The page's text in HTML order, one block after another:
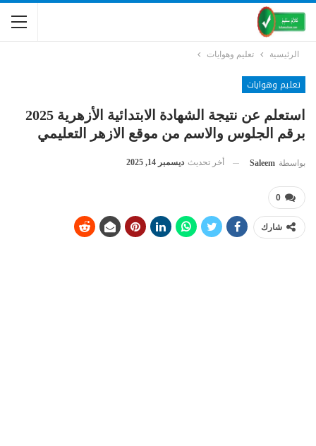
الرئيسية تعليم وهوايات
تعليم وهوايات
استعلم عن نتيجة الشهادة الابتدائية الأزهرية 2025
برقم الجلوس والاسم من موقع الازهر التعليمي
بواسطة Saleem أخر تحديث ديسمبر 14, 2025
0
شارك